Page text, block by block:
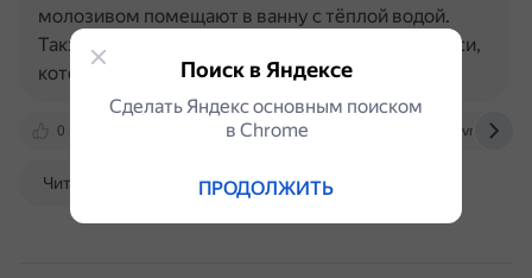
0 mshp.gov.by repo.vsavm.by
молозивом помещают в ванну с тёплой водой.
Также существует передвижное молочное такси,
которое позволяет…
Читать далее
Поиск в Яндексе
Сделать Яндекс основным поиском
в Сhrome
ПРОДОЛЖИТЬ